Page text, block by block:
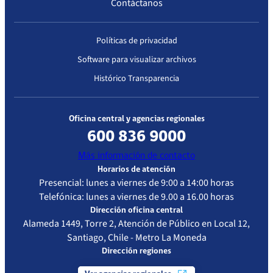
en virtud de
haber dado
cumplimiento
Corrección.
Acreditado con observaciones
Resolución
Vigencia de
la
acreditación
Evaluado
2023
Resolución
Exenta
IP/N°1481
27-03-2026
Diálisis –
Contáctanos
Políticas de privacidad
Software para visualizar archivos
Histórico Transparencia
Oficina central y agencias regionales
600 836 9000
Más información de contacto
Horarios de atención
Presencial: lunes a viernes de 9:00 a 14:00 horas
Telefónica: lunes a viernes de 9.00 a 16.00 horas
Dirección oficina central
Alameda 1449, Torre 2, Atención de Público en Local 12,
Santiago, Chile - Metro La Moneda
Dirección regiones